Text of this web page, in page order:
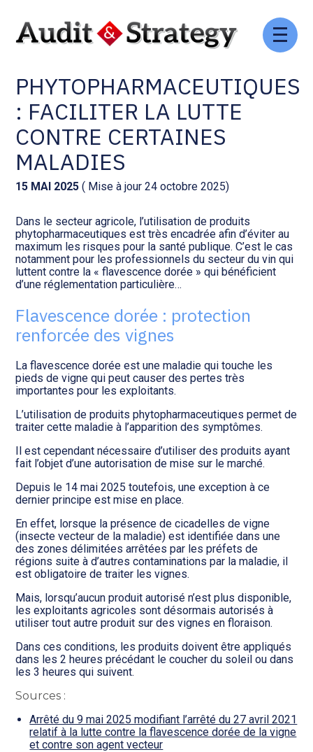
Aller
Comptabilité et conseil
Social et ressources humaines
Assistance juridique
Pilotage d’entreprise
Gestion de patrimoine
Procédures collectives
Transition numérique
Gestion des documents : ISuite
Tenue de votre comptabilité :
ACD
Facturation et pilotage :
EVOLIZ
Facturation et pilotage : MEG
Analyse et tableau de bord :
WAIBI
Gérer vos ressources
humaines : SILAE
PHYTOPHARMACEUTIQUES
: FACILITER LA LUTTE
CONTRE CERTAINES
MALADIES
15 MAI 2025 ( Mise à jour 24 octobre 2025)
Dans le secteur agricole, l’utilisation de produits
phytopharmaceutiques est très encadrée afin d’éviter au
maximum les risques pour la santé publique. C’est le cas
notamment pour les professionnels du secteur du vin qui
luttent contre la « flavescence dorée » qui bénéficient
d’une réglementation particulière…
Flavescence dorée : protection
renforcée des vignes
La flavescence dorée est une maladie qui touche les
pieds de vigne qui peut causer des pertes très
importantes pour les exploitants.
L’utilisation de produits phytopharmaceutiques permet de
traiter cette maladie à l’apparition des symptômes.
Il est cependant nécessaire d’utiliser des produits ayant
fait l’objet d’une autorisation de mise sur le marché.
Depuis le 14 mai 2025 toutefois, une exception à ce
dernier principe est mise en place.
En effet, lorsque la présence de cicadelles de vigne
(insecte vecteur de la maladie) est identifiée dans une
des zones délimitées arrêtées par les préfets de
régions suite à d’autres contaminations par la maladie, il
est obligatoire de traiter les vignes.
Mais, lorsqu’aucun produit autorisé n’est plus disponible,
les exploitants agricoles sont désormais autorisés à
utiliser tout autre produit sur des vignes en floraison.
Dans ces conditions, les produits doivent être appliqués
dans les 2 heures précédant le coucher du soleil ou dans
les 3 heures qui suivent.
Sources :
Arrêté du 9 mai 2025 modifiant l’arrêté du 27 avril 2021
relatif à la lutte contre la flavescence dorée de la vigne
et contre son agent vecteur